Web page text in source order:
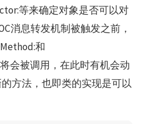
等来确定对象是否可以对
消息转发机制被触发之前，
和
会被调用，在此时有机会动
方法，也即类的实现是可以